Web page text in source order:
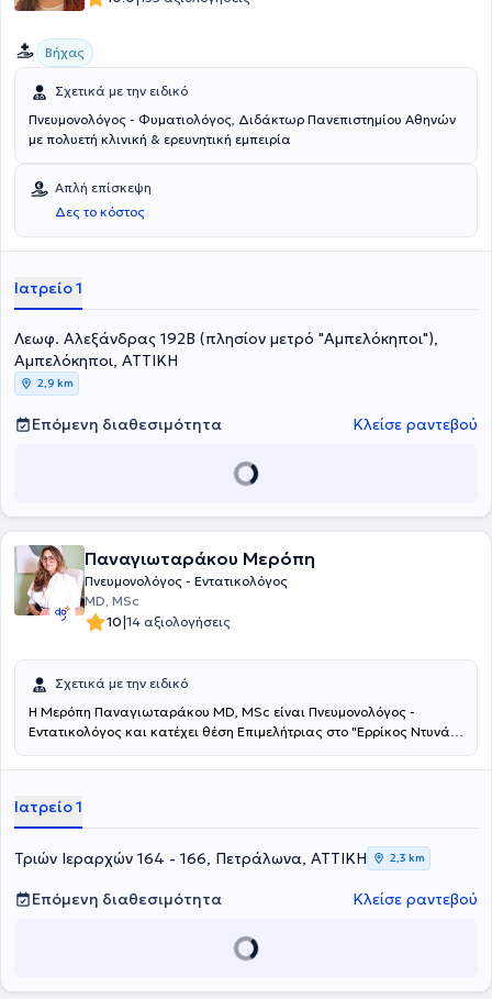
Βήχας
Σχετικά με την ειδικό
Πνευμονολόγος - Φυματιολόγος, Διδάκτωρ Πανεπιστημίου Αθηνών
με πολυετή κλινική & ερευνητική εμπειρία
Απλή επίσκεψη
Δες το κόστος
Ιατρείο 1
Λεωφ. Αλεξάνδρας 192Β (πλησίον μετρό "Αμπελόκηποι"),
Αμπελόκηποι, ΑΤΤΙΚΗ
2,9 km
Επόμενη διαθεσιμότητα Κλείσε ραντεβού
Παναγιωταράκου Μερόπη
Πνευμονολόγος - Εντατικολόγος
MD, MSc
10|14 αξιολογήσεις
Σχετικά με την ειδικό
Η Μερόπη Παναγιωταράκου MD, MSc είναι Πνευμονολόγος -
Εντατικολόγος και κατέχει θέση Επιμελήτριας στο "Ερρίκος Ντυνάν"
Είναι πτυχιούχος της Ιατρικής Σχολής του Εθνικού και
μεταπτυχιακού τίτλου στην "Ογκολογία Θώρακος" από την Ιατρική
Σχολή του ίδιου Ιδρύματος. Παρέχει εξειδικευμένες υπηρεσίες για
διάγνωση και αντιμετώπιση των αναπνευστικών παθήσεων.
Διενεργεί έλεγχο της αναπνευστικής λειτουργίας με σπιρομέτρηση,
ενώ συνεργάζεται με το Εργαστήριο Φυσιολογίας της Ιατρικής
Σχολής του Εθνικού και Καποδιστριακού Πανεπιστημίου Αθηνών
για διακοπή καπνίσματος. Έχει εξειδίκευση στην Εντατική
Ιατρείο 1
Τριών Ιεραρχών 164 - 166, Πετράλωνα, ΑΤΤΙΚΗ 2,3 km
Επόμενη διαθεσιμότητα Κλείσε ραντεβού